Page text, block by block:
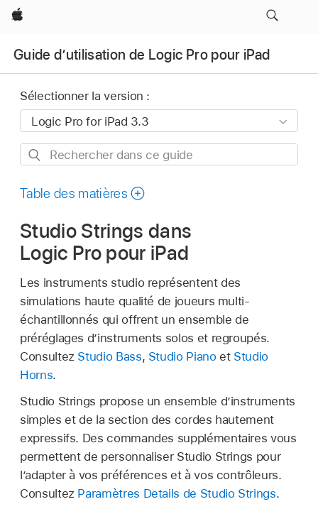
Apple
Guide d’utilisation de Logic Pro pour iPad
Sélectionner la version :
Rechercher
ce
Table des matières
Studio Strings dans
Logic Pro pour iPad
Les instruments studio représentent des
simulations haute qualité de joueurs multi-
échantillonnés qui offrent un ensemble de
préréglages d’instruments solos et regroupés.
Consultez Studio Bass, Studio Pianoet Studio
Horns.
Studio Strings propose un ensemble d’instruments
simples et de la section des cordes hautement
expressifs. Des commandes supplémentaires vous
permettent de personnaliser Studio Strings pour
l’adapter à vos préférences et à vos contrôleurs.
Consultez Paramètres Details de Studio Strings.